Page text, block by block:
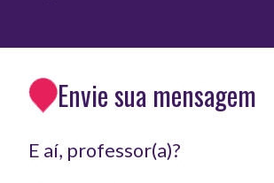
Envie sua mensagem
E aí, professor(a)?